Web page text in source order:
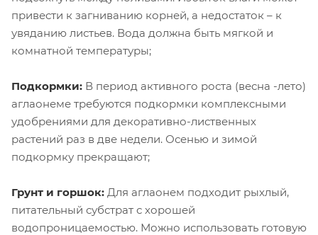
привести к загниванию корней, а недостаток – к
увяданию листьев. Вода должна быть мягкой и
комнатной температуры;
Подкормки: В период активного роста (весна -лето)
аглаонеме требуются подкормки комплексными
удобрениями для декоративно-лиственных
растений раз в две недели. Осенью и зимой
подкормку прекращают;
Грунт и горшок: Для аглаонем подходит рыхлый,
питательный субстрат с хорошей
водопроницаемостью. Можно использовать готовую